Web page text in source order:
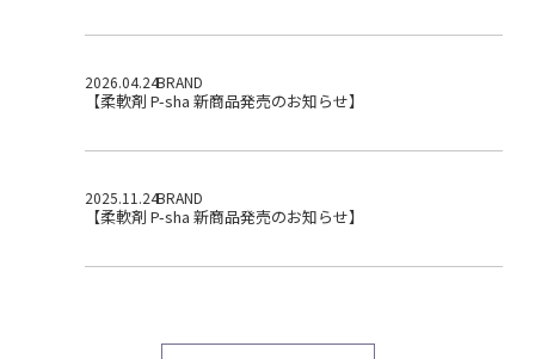
CONTACT
2026.04.24BRAND
【柔軟剤 P-sha 新商品発売のお知らせ】
2025.11.24BRAND
【柔軟剤 P-sha 新商品発売のお知らせ】